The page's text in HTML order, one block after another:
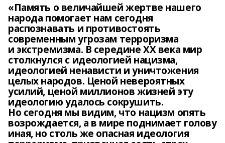
«Память о величайшей жертве нашего
народа помогает нам сегодня
распознавать и противостоять
современным угрозам терроризма
и экстремизма. В середине XX века мир
столкнулся с идеологией нацизма,
идеологией ненависти и уничтожения
целых народов. Ценой невероятных
усилий, ценой миллионов жизней эту
идеологию удалось сокрушить.
Но сегодня мы видим, что нацизм опять
возрождается, а в мире поднимает голову
иная, но столь же опасная идеология